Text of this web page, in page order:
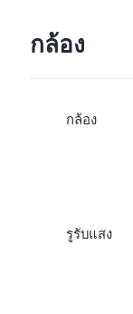
กล้อง
กล้อง
รูรับแสง